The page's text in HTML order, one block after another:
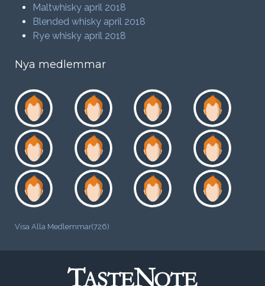
Maltwhisky april 2018
Blended whisky april 2018
Rye whisky april 2018
Nya medlemmar
Visa Alla Medlemmar(726)